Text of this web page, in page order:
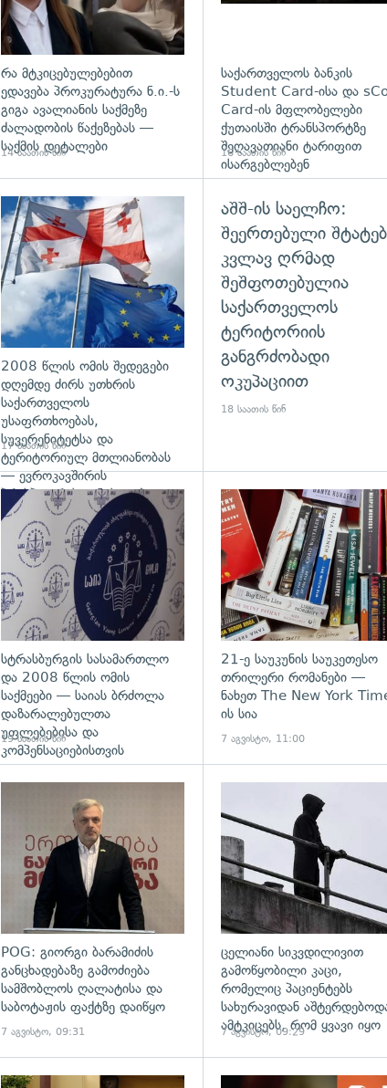
რა მტკიცებულებებით
ედავება პროკურატურა ნ.ი.-ს
გიგა ავალიანის საქმეზე
ძალადობის წაქეზებას —
საქმის დეტალები
14 საათის წინ
საქართველოს ბანკის
Student Card-ისა და
Card-ის მფლობელები
ქუთაისში ტრანსპორტზე
შეღავათიანი ტარიფით
ისარგებლებენ
16 საათის წინ
გადახედვა
2008 წლის ომის შედეგები
დღემდე ძირს უთხრის
საქართველოს
უსაფრთხოებას,
სუვერენიტეტსა და
ტერიტორიულ მთლიანობას
— ევროკავშირის
პრესპიკერის განცხადება
17 საათის წინ
აშშ-ის საელჩო:
შეერთებული
კვლავ ღრმად
შეშფოთებულია
საქართველოს
ტერიტორიის
განგრძობადი
ოკუპაციით
18 საათის წინ
გადახედვა
სტრასბურგის სასამართლო
და 2008 წლის ომის
საქმეები — საიას ბრძოლა
დაზარალებულთა
უფლებებისა და
კომპენსაციებისთვის
19 საათის წინ
21-ე საუკუნის საუკეთესო
თრილერი რომანები —
ნახეთ The New York
ის სია
7 აგვისტო, 11:00
POG: გიორგი ბარამიძის
განცხადებაზე გამოძიება
სამშობლოს ღალატისა და
საბოტაჟის ფაქტზე დაიწყო
7 აგვისტო, 09:31
ცელიანი სიკვდილივით
გამოწყობილი კაცი,
რომელიც პაციენტებს
სახურავიდან
ამტკიცებს, რომ ყვავი იყო
7 აგვისტო, 09:29